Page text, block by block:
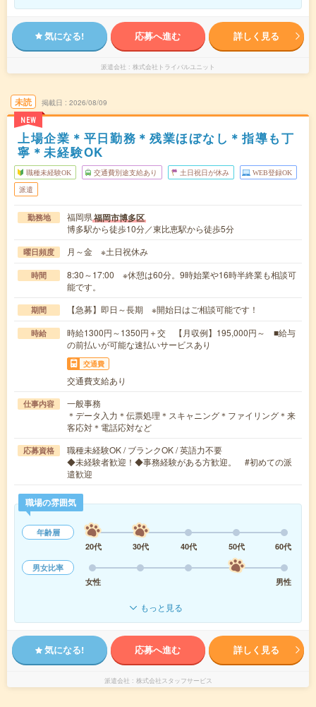
気になる! 応募へ進む 詳しく見る
派遣会社 株式会社トライバルユニット
未読
NEW
掲載日 2026/08/09
上場企業＊平日勤務＊残業ほぼなし＊指導も丁
寧＊未経験OK
職種未経験OK 交通費別途支給あり 土日祝日が休み WEB登録OK
派遣
勤務地 福岡県福岡市博多区
博多駅から徒歩10分／東比恵駅から徒歩5分
曜日頻度 月～金 ※土日祝休み
時間
8:30～17:00 ※休憩は60分。9時始業や16時半終業も相談可
能です。
期間 【急募】即日～長期 ※開始日はご相談可能です！
時給
時給1300円～1350円＋交 【月収例】195,000円～ ■給与
の前払いが可能な速払いサービスあり
交通費
交通費支給あり
仕事内容
一般事務
＊データ入力＊伝票処理＊スキャニング＊ファイリング＊来
客応対＊電話応対など
応募資格
職種未経験OK / ブランクOK / 英語力不要
◆未経験者歓迎！◆事務経験がある方歓迎。 #初めての派
遣歓迎
職場の雰囲気
年齢層
20代
30代 40代 50代
60代
男女比率
女性
男性
もっと見る
気になる! 応募へ進む 詳しく見る
派遣会社 株式会社スタッフサービス